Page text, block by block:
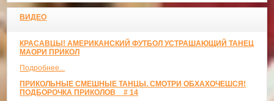
ВИДЕО
КРАСАВЦЫ! АМЕРИКАНСКИЙ ФУТБОЛ УСТРАШАЮЩИЙ ТАНЕЦ
МАОРИ ПРИКОЛ
Подробнее...
ПРИКОЛЬНЫЕ СМЕШНЫЕ ТАНЦЫ. СМОТРИ ОБХАХОЧЕШСЯ!
ПОДБОРОЧКА ПРИКОЛОВ _ # 14